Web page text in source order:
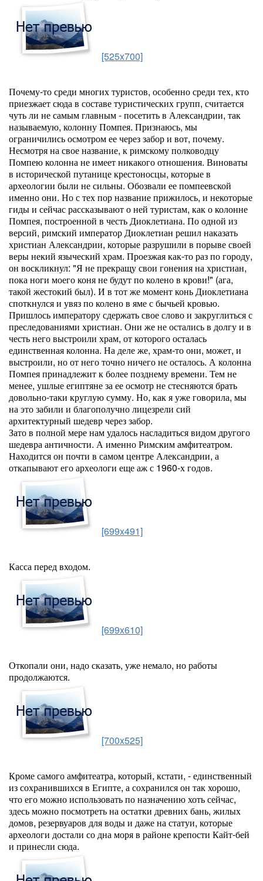
[525x700]
Почему-то среди многих туристов, особенно среди тех, кто
приезжает сюда в составе туристических групп, считается
чуть ли не самым главным - посетить в Александрии, так
называемую, колонну Помпея. Признаюсь, мы
ограничились осмотром ее через забор и вот, почему.
Несмотря на свое название, к римскому полководцу
Помпею колонна не имеет никакого отношения. Виноваты
в исторической путанице крестоносцы, которые в
археологии были не сильны. Обозвали ее помпеевской
именно они. Но с тех пор название прижилось, и некоторые
гиды и сейчас рассказывают о ней туристам, как о колонне
Помпея, построенной в честь Диоклетиана. По одной из
версий, римский император Диоклетиан решил наказать
христиан Александрии, которые разрушили в порыве своей
веры некий языческий храм. Проезжая как-то раз по городу,
он воскликнул: "Я не прекращу свои гонения на христиан,
пока ноги моего коня не будут по колено в крови!" (ага,
такой жестокий был). И в тот же момент конь Диоклетиана
споткнулся и увяз по колено в яме с бычьей кровью.
Пришлось императору сдержать свое слово и закруглиться с
преследованиями христиан. Они же не остались в долгу и в
честь него выстроили храм, от которого осталась
единственная колонна. На деле же, храм-то они, может, и
выстроили, но от него точно ничего не осталось. А колонна
Помпея принадлежит к более позднему времени. Тем не
менее, ушлые египтяне за ее осмотр не стесняются брать
довольно-таки круглую сумму. Но, как я уже говорила, мы
на это забили и благополучно лицезрели сий
архитектурный шедевр через забор.
Зато в полной мере нам удалось насладиться видом другого
шедевра античности. А именно Римским амфитеатром.
Находится он почти в самом центре Александрии, а
откапывают его археологи еще аж с 1960-х годов.
[699x491]
Касса перед входом.
[699x610]
Откопали они, надо сказать, уже немало, но работы
продолжаются.
[700x525]
Кроме самого амфитеатра, который, кстати, - единственный
из сохранившихся в Египте, а сохранился он так хорошо,
что его можно использовать по назначению хоть сейчас,
здесь можно посмотреть на остатки древних бань, жилых
домов, резервуаров для воды и даже на статуи, которые
археологи достали со дна моря в районе крепости Кайт-бей
и принесли сюда.